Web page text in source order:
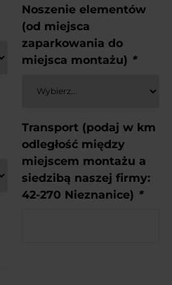
Noszenie elementów
(od miejsca
zaparkowania do
miejsca montażu) *
Transport (podaj w km
odległość między
miejscem montażu a
siedzibą naszej firmy:
42-270 Nieznanice) *